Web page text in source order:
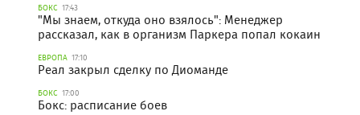
БОКС 17:43
"Мы знаем, откуда оно взялось": Менеджер
рассказал, как в организм Паркера попал кокаин
ЕВРОПА 17:10
Реал закрыл сделку по Диоманде
БОКС 17:00
Бокс: расписание боев